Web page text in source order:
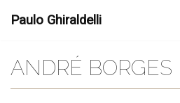
Skip
Paulo Ghiraldelli
ANDRÉ BORGES